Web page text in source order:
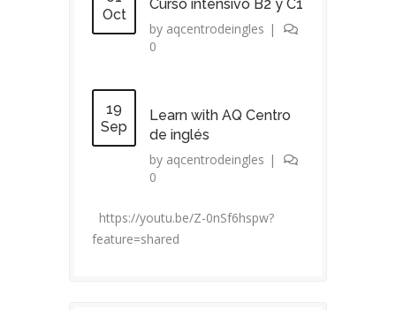
Oct
Curso intensivo B2 y C1
by aqcentrodeingles |
0
19
Sep
Learn with AQ Centro
de inglés
by aqcentrodeingles |
0
https://youtu.be/Z-0nSf6hspw?
feature=shared